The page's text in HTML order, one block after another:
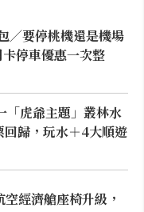
／要停桃機還是機場
停車優惠一次整
「虎爺主題」叢林水
歸，玩水＋4大順遊
經濟艙座椅升級，